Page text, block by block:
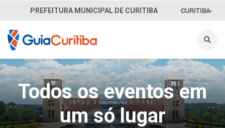
PREFEITURA MUNICIPAL DE CURITIBA CURITIBA-
INFORMAÇÃO
SECRETARIAS
Todos os eventos em
um só lugar